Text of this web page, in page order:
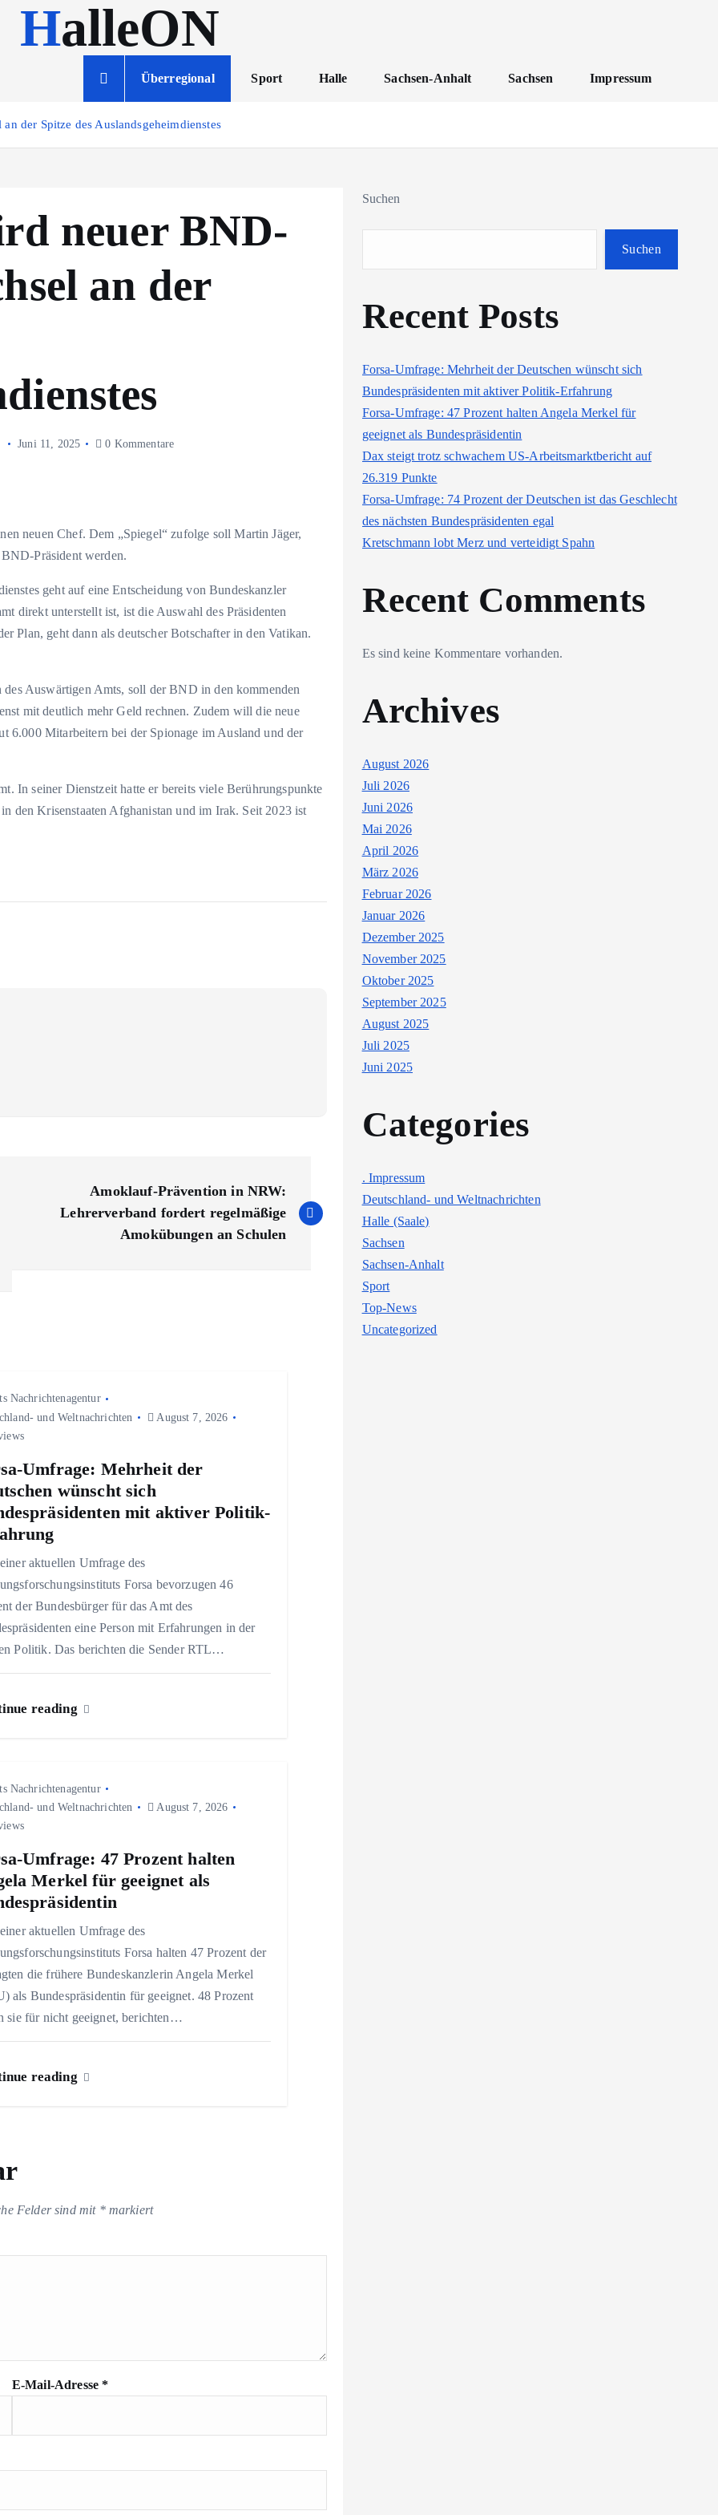
HalleON
Überregional Sport Halle Sachsen-Anhalt Sachsen Impressum
der Spitze des Auslandsgeheimdienstes
neuer BND-
an der
Juni 11, 2025 0 Kommentare
neuen Chef. Dem „Spiegel“ zufolge soll Martin Jäger,
Präsident werden.
geht auf eine Entscheidung von Bundeskanzler
direkt unterstellt ist, ist die Auswahl des Präsidenten
Plan, geht dann als deutscher Botschafter in den Vatikan.
Auswärtigen Amts, soll der BND in den kommenden
mit deutlich mehr Geld rechnen. Zudem will die neue
6.000 Mitarbeitern bei der Spionage im Ausland und der
In seiner Dienstzeit hatte er bereits viele Berührungspunkte
den Krisenstaaten Afghanistan und im Irak. Seit 2023 ist
Amoklauf-Prävention in NRW:
Lehrerverband fordert regelmäßige
Amokübungen an Schulen
Nachrichtenagentur
und Weltnachrichten
August 7, 2026
Umfrage: Mehrheit der
wünscht sich
mit aktiver Politik-
aktuellen Umfrage des
Forsa bevorzugen 46
der Bundesbürger für das Amt des
eine Person mit Erfahrungen in der
Politik. Das berichten die Sender RTL…
reading
Nachrichtenagentur
und Weltnachrichten
August 7, 2026
Umfrage: 47 Prozent halten
Merkel für geeignet als
aktuellen Umfrage des
Forsa halten 47 Prozent der
die frühere Bundeskanzlerin Angela Merkel
als Bundespräsidentin für geeignet. 48 Prozent
sie für nicht geeignet, berichten…
reading
Felder sind mit *markiert
E-Mail-Adresse *
Suchen
Suchen
Recent Posts
Forsa-Umfrage: Mehrheit der Deutschen wünscht sich
Bundespräsidenten mit aktiver Politik-Erfahrung
Forsa-Umfrage: 47 Prozent halten Angela Merkel für
geeignet als Bundespräsidentin
Dax steigt trotz schwachem US-Arbeitsmarktbericht auf
26.319 Punkte
Forsa-Umfrage: 74 Prozent der Deutschen ist das Geschlecht
des nächsten Bundespräsidenten egal
Kretschmann lobt Merz und verteidigt Spahn
Recent Comments
Es sind keine Kommentare vorhanden.
Archives
August 2026
Juli 2026
Juni 2026
Mai 2026
April 2026
März 2026
Februar 2026
Januar 2026
Dezember 2025
November 2025
Oktober 2025
September 2025
August 2025
Juli 2025
Juni 2025
Categories
. Impressum
Deutschland- und Weltnachrichten
Halle (Saale)
Sachsen
Sachsen-Anhalt
Sport
Top-News
Uncategorized